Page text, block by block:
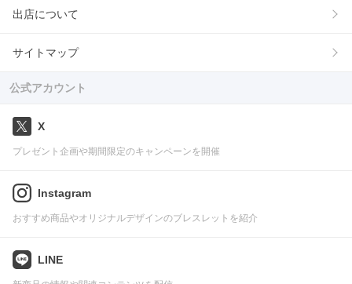
出店について
サイトマップ
公式アカウント
X
プレゼント企画や期間限定のキャンペーンを開催
Instagram
おすすめ商品やオリジナルデザインのブレスレットを紹介
LINE